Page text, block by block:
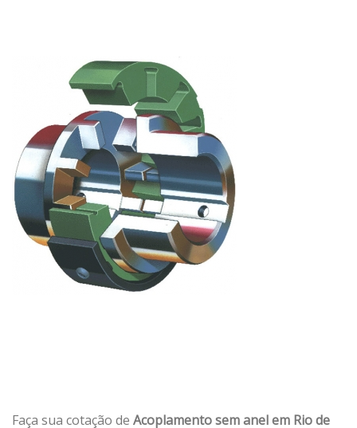
Faça sua cotação de Acoplamento sem anel em Rio de